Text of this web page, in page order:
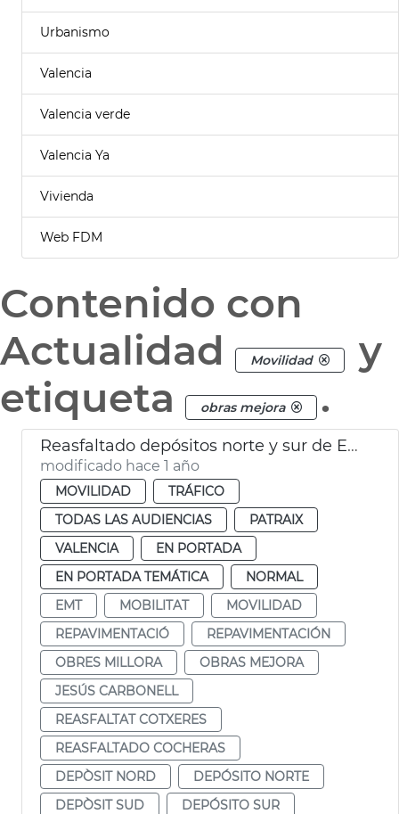
Urbanismo
Valencia
Valencia verde
Valencia Ya
Vivienda
Web FDM
Contenido con
Actualidad
Movilidad
y
etiqueta
obras mejora .
Reasfaltado depósitos norte y sur de EMT
modificado hace 1 año
MOVILIDAD
TRÁFICO
TODAS LAS AUDIENCIAS
PATRAIX
VALENCIA
EN PORTADA
EN PORTADA TEMÁTICA
NORMAL
EMT
MOBILITAT
MOVILIDAD
REPAVIMENTACIÓ
REPAVIMENTACIÓN
OBRES MILLORA
OBRAS MEJORA
JESÚS CARBONELL
REASFALTAT COTXERES
REASFALTADO COCHERAS
DEPÒSIT NORD
DEPÓSITO NORTE
DEPÒSIT SUD
DEPÓSITO SUR